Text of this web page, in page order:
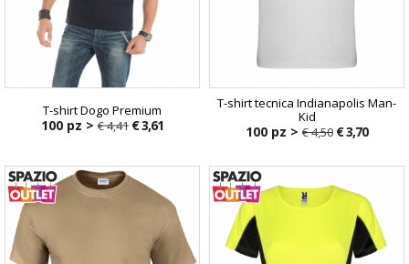
T-shirt Dogo Premium
100 pz > € 4,41 € 3,61
T-shirt tecnica Indianapolis Man-
Kid
100 pz > € 4,50 € 3,70